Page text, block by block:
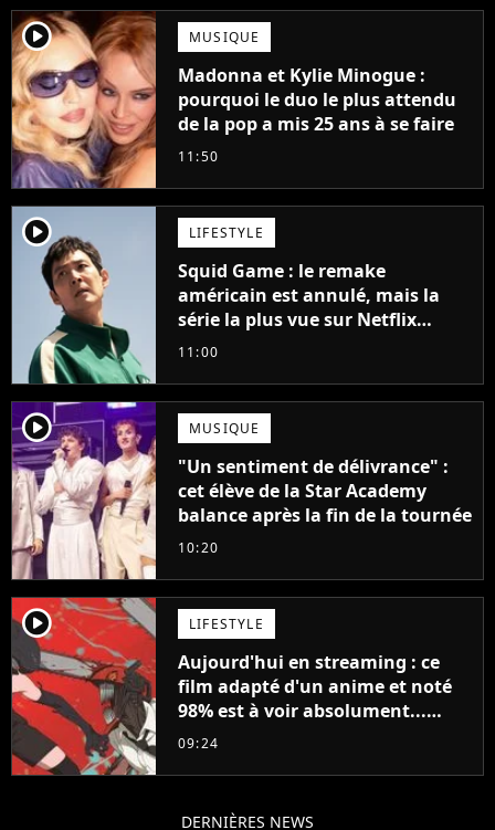
player2 MUSIQUE
Madonna et Kylie Minogue :
pourquoi le duo le plus attendu
de la pop a mis 25 ans à se faire
11:50
player2 LIFESTYLE
Squid Game : le remake
américain est annulé, mais la
série la plus vue sur Netflix
pourrait avoir une version
11:00
player2 MUSIQUE
"Un sentiment de délivrance" :
cet élève de la Star Academy
balance après la fin de la tournée
10:20
player2 LIFESTYLE
Aujourd'hui en streaming : ce
film adapté d'un anime et noté
98% est à voir absolument...
sinon vous ne comprendrez plus
09:24
DERNIÈRES NEWS